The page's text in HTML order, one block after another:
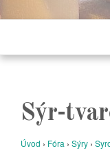
Sýr-
Úvod › Fóra › Sýry ›